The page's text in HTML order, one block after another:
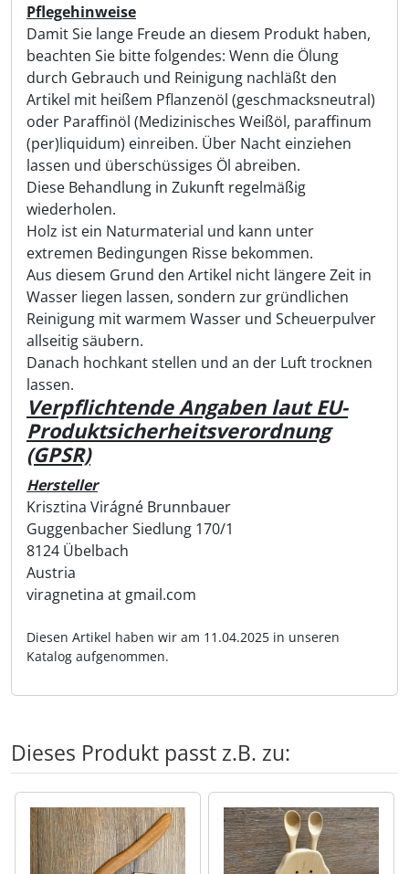
Pflegehinweise
Damit Sie lange Freude an diesem Produkt haben,
beachten Sie bitte folgendes: Wenn die Ölung
durch Gebrauch und Reinigung nachläßt den
Artikel mit heißem Pflanzenöl (geschmacksneutral)
oder Paraffinöl (Medizinisches Weißöl, paraffinum
(per)liquidum) einreiben. Über Nacht einziehen
lassen und überschüssiges Öl abreiben.
Diese Behandlung in Zukunft regelmäßig
wiederholen.
Holz ist ein Naturmaterial und kann unter
extremen Bedingungen Risse bekommen.
Aus diesem Grund den Artikel nicht längere Zeit in
Wasser liegen lassen, sondern zur gründlichen
Reinigung mit warmem Wasser und Scheuerpulver
allseitig säubern.
Danach hochkant stellen und an der Luft trocknen
lassen.
Verpflichtende Angaben laut EU-
Produktsicherheitsverordnung
(GPSR)
Hersteller
Krisztina Virágné Brunnbauer
Guggenbacher Siedlung 170/1
8124 Übelbach
Austria
viragnetina at gmail.com
Diesen Artikel haben wir am 11.04.2025 in unseren
Katalog aufgenommen.
Dieses Produkt passt z.B. zu:
Es folgt ein Produktslider - navigieren Sie mit der Tab-